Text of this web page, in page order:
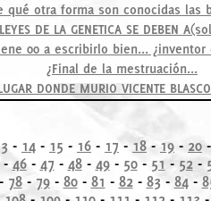
qué otra forma son conocidas las
DE LA GENETICA SE DEBEN
00 a escribirlo bien...
¿Final de la mestruación...
DONDE MURIO VICENTE
- 14 - 15 - 16 - 17- 18 - 19 - 20 -
- 46- 47 - 48- 49- 50- 51 - 52-
- 78- 79- 80- 81 - 82- 83 - 84-